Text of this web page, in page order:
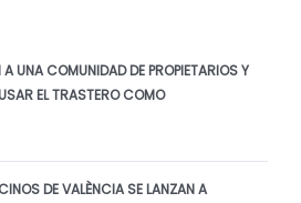
UNA COMUNIDAD DE PROPIETARIOS Y
EL TRASTERO COMO
DE VALÈNCIA SE LANZAN A